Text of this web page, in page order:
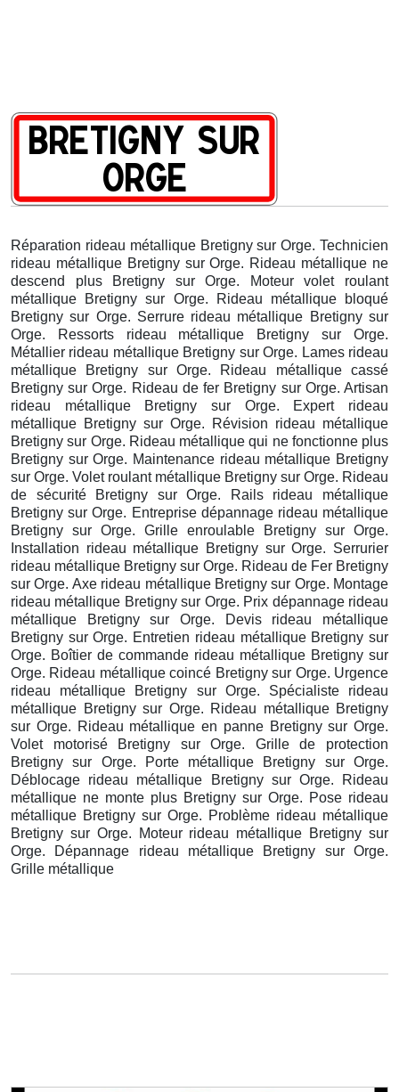
Réparation rideau métallique Bretigny sur Orge. Technicien
rideau métallique Bretigny sur Orge. Rideau métallique ne
descend plus Bretigny sur Orge. Moteur volet roulant
métallique Bretigny sur Orge. Rideau métallique bloqué
Bretigny sur Orge. Serrure rideau métallique Bretigny sur
Orge. Ressorts rideau métallique Bretigny sur Orge.
Métallier rideau métallique Bretigny sur Orge. Lames rideau
métallique Bretigny sur Orge. Rideau métallique cassé
Bretigny sur Orge. Rideau de fer Bretigny sur Orge. Artisan
rideau métallique Bretigny sur Orge. Expert rideau
métallique Bretigny sur Orge. Révision rideau métallique
Bretigny sur Orge. Rideau métallique qui ne fonctionne plus
Bretigny sur Orge. Maintenance rideau métallique Bretigny
sur Orge. Volet roulant métallique Bretigny sur Orge. Rideau
de sécurité Bretigny sur Orge. Rails rideau métallique
Bretigny sur Orge. Entreprise dépannage rideau métallique
Bretigny sur Orge. Grille enroulable Bretigny sur Orge.
Installation rideau métallique Bretigny sur Orge. Serrurier
rideau métallique Bretigny sur Orge. Rideau de Fer Bretigny
sur Orge. Axe rideau métallique Bretigny sur Orge. Montage
rideau métallique Bretigny sur Orge. Prix dépannage rideau
métallique Bretigny sur Orge. Devis rideau métallique
Bretigny sur Orge. Entretien rideau métallique Bretigny sur
Orge. Boîtier de commande rideau métallique Bretigny sur
Orge. Rideau métallique coincé Bretigny sur Orge. Urgence
rideau métallique Bretigny sur Orge. Spécialiste rideau
métallique Bretigny sur Orge. Rideau métallique Bretigny
sur Orge. Rideau métallique en panne Bretigny sur Orge.
Volet motorisé Bretigny sur Orge. Grille de protection
Bretigny sur Orge. Porte métallique Bretigny sur Orge.
Déblocage rideau métallique Bretigny sur Orge. Rideau
métallique ne monte plus Bretigny sur Orge. Pose rideau
métallique Bretigny sur Orge. Problème rideau métallique
Bretigny sur Orge. Moteur rideau métallique Bretigny sur
Orge. Dépannage rideau métallique Bretigny sur Orge.
Grille métallique